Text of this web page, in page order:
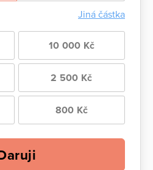
Jiná částka
10 000 Kč
2 500 Kč
800 Kč